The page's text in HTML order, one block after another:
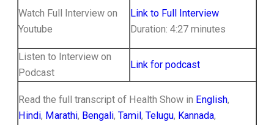
Watch Full Interview on
Youtube
Link to Full Interview
Duration: 4:27 minutes
Listen to Interview on
Podcast
Link for podcast
Read the full transcript of Health Show in English,
Hindi, Marathi, Bengali, Tamil , Telugu, Kannada,